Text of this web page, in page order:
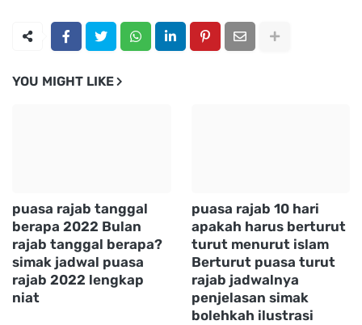
YOU MIGHT LIKE
puasa rajab tanggal
berapa 2022 Bulan
rajab tanggal berapa?
simak jadwal puasa
rajab 2022 lengkap
niat
puasa rajab 10 hari
apakah harus berturut
turut menurut islam
Berturut puasa turut
rajab jadwalnya
penjelasan simak
bolehkah ilustrasi